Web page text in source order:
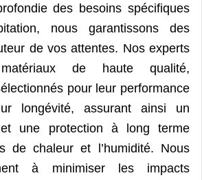
des besoins spécifiques
nous garantissons des
de vos attentes. Nos experts
de haute qualité,
pour leur performance
longévité, assurant ainsi un
une protection à long terme
de chaleur et l’humidité. Nous
à minimiser les impacts